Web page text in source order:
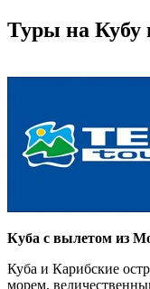
Туры на
Куба с вылетом из
Куба и Карибские
морем,